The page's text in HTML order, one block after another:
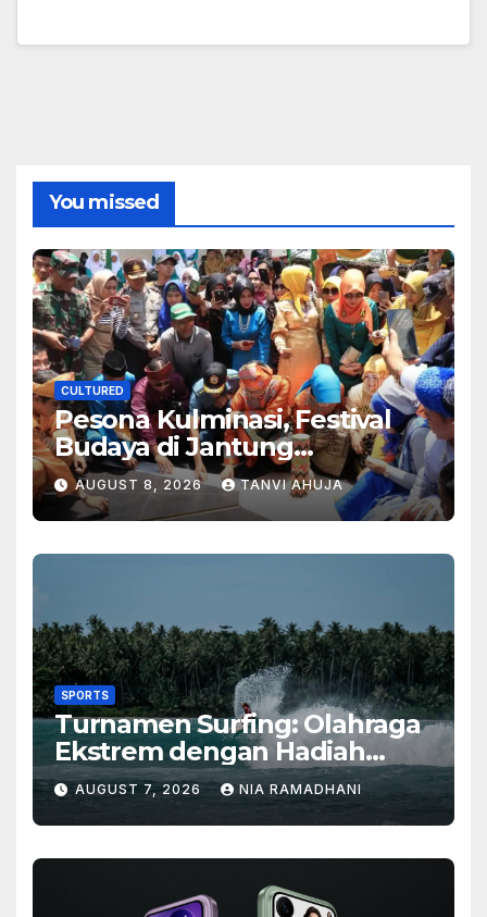
You missed
CULTURED
Pesona Kulminasi, Festival
Budaya di Jantung
Kalimantan
AUGUST 8, 2026 TANVI AHUJA
SPORTS
Turnamen Surfing: Olahraga
Ekstrem dengan Hadiah
Besar
AUGUST 7, 2026 NIA RAMADHANI